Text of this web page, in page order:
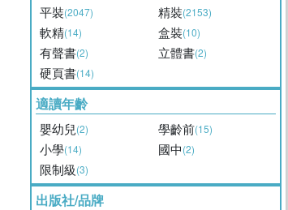
平裝(2047) 精裝(2153)
軟精(14) 盒裝(10)
有聲書(2) 立體書(2)
硬頁書(14)
適讀年齡
嬰幼兒(2) 學齡前(15)
小學(14) 國中(2)
限制級(3)
出版社/品牌